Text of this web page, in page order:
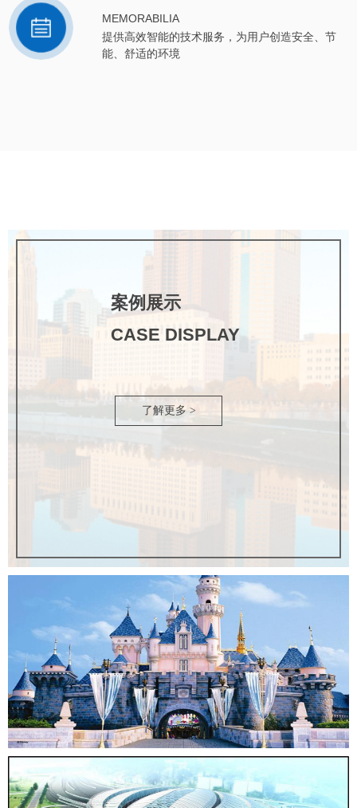
MEMORABILIA
提供高效智能的技术服务，为用户创造安全、节
能、舒适的环境
案例展示
CASE DISPLAY
了解更多 >